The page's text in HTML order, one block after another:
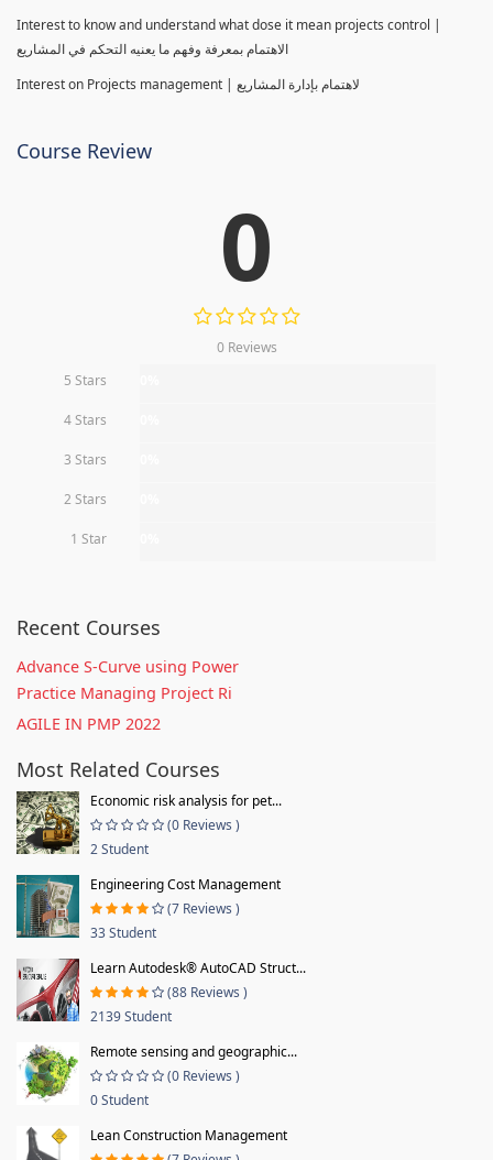
Interest to know and understand what dose it mean projects control |
الاهتمام بمعرفة وفهم ما يعنيه التحكم في المشاريع
Interest on Projects management | لاهتمام بإدارة المشاريع
Course Review
0
0 Reviews
5 Stars
4 Stars
3 Stars
2 Stars
1 Star
Recent Courses
Advance S-Curve using Power
Practice Managing Project Ri
AGILE IN PMP 2022
Most Related Courses
Economic risk analysis for pet...
(0 Reviews )
2 Student
Engineering Cost Management
(7 Reviews )
33 Student
Learn Autodesk® AutoCAD Struct...
(88 Reviews )
2139 Student
Remote sensing and geographic...
(0 Reviews )
0 Student
Lean Construction Management